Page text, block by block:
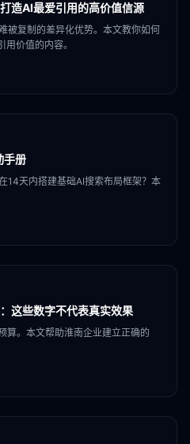
造AI最爱引用的高价值信源
被复制的差异化优势。本文教你如何
价值的内容。
手册
14天内搭建基础AI搜索布局框架？本
这些数字不代表真实效果
算。本文帮助淮南企业建立正确的